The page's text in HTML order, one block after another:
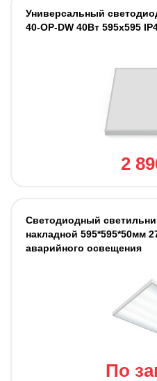
Универсальный
40-OP-DW 40Вт 595х595
2
Светодиодный
накладной 595*595*50мм
аварийного освещения
По